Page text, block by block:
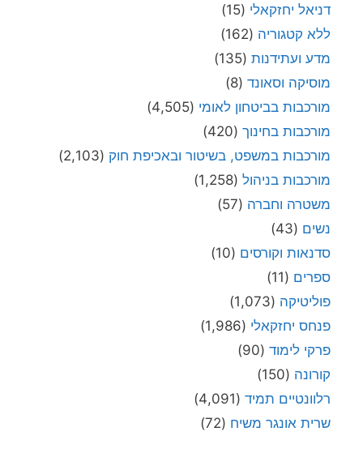
דניאל יחזקאלי (15)
ללא קטגוריה (162)
מדע ועתידנות (135)
מוסיקה וסאונד (8)
מורכבות בביטחון לאומי (4,505)
מורכבות בחינוך (420)
מורכבות במשפט, בשיטור ובאכיפת חוק (2,103)
מורכבות בניהול (1,258)
משטרה וחברה (57)
נשים (43)
סדנאות וקורסים (10)
ספרים (11)
פוליטיקה (1,073)
פנחס יחזקאלי (1,986)
פרקי לימוד (90)
קורונה (150)
רלוונטיים תמיד (4,091)
שרית אונגר משיח (72)